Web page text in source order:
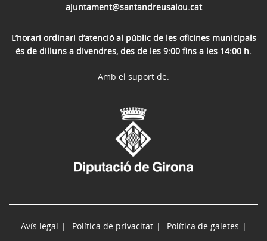
ajuntament@santandreusalou.cat
L’horari ordinari d’atenció al públic de les oficines municipals
és de dilluns a divendres, des de les 9:00 fins a les 14:00 h.
Avís legal Política de privacitat
Política de galetes
Amb el suport de: